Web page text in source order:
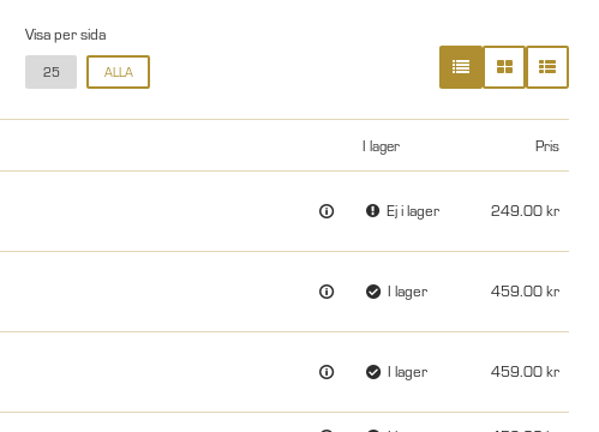
Visa per sida
25 ALLA
I lager Pris
Ej i lager 249.00
I lager 459.00
I lager 459.00